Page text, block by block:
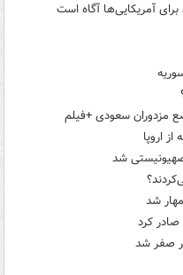
آمریکایی‌ها آگاه است
مزدوران سعودی +فیلم
اروپا
صهیونیستی شد
شد
صادر کرد
صفر شد